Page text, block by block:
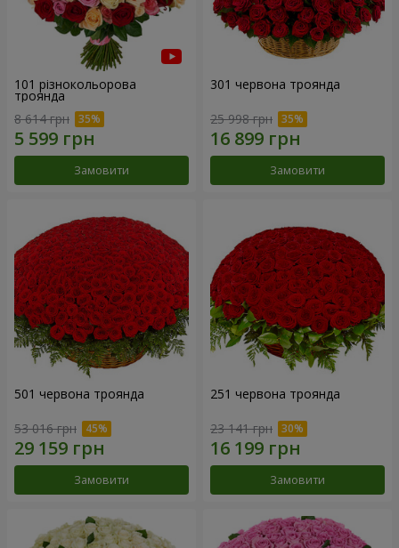
101 різнокольорова
троянда
8 614 грн
Замовити
301 червона троянда
25 998 грн
Замовити
501 червона троянда
53 016 грн
Замовити
251 червона троянда
23 141 грн
Замовити